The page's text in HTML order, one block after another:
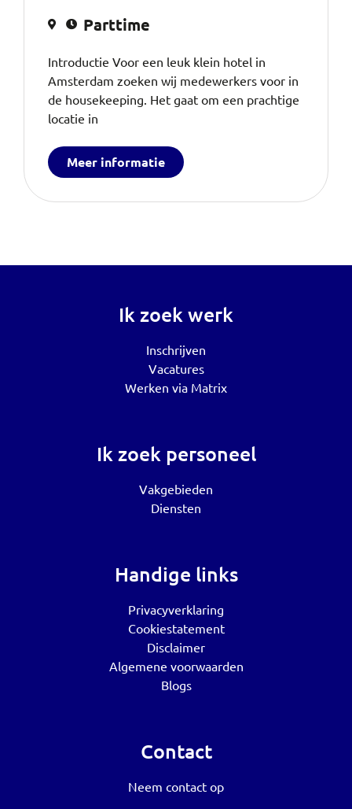
Parttime
Introductie Voor een leuk klein hotel in
Amsterdam zoeken wij medewerkers voor in
de housekeeping. Het gaat om een prachtige
locatie in
Meer informatie
Ik zoek werk
Inschrijven
Vacatures
Werken via Matrix
Ik zoek personeel
Vakgebieden
Diensten
Handige links
Privacyverklaring
Cookiestatement
Disclaimer
Algemene voorwaarden
Blogs
Contact
Neem contact op